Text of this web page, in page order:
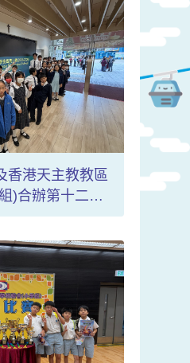
香港天主教教區
)合辦第十二屆
挑戰賽」決賽